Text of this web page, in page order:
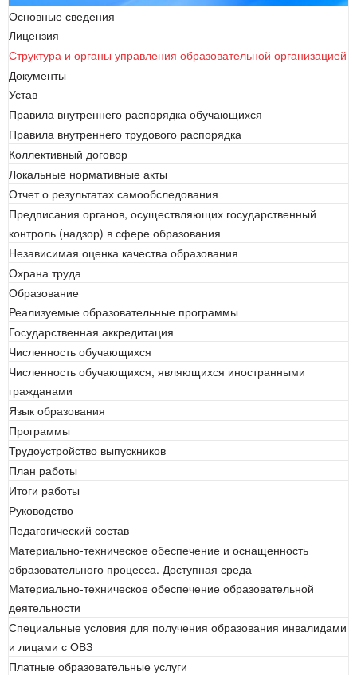
Основные сведения
Лицензия
Структура и органы управления образовательной организацией
Документы
Устав
Правила внутреннего распорядка обучающихся
Правила внутреннего трудового распорядка
Коллективный договор
Локальные нормативные акты
Отчет о результатах самообследования
Предписания органов, осуществляющих государственный
контроль (надзор) в сфере образования
Независимая оценка качества образования
Охрана труда
Образование
Реализуемые образовательные программы
Государственная аккредитация
Численность обучающихся
Численность обучающихся, являющихся иностранными
гражданами
Язык образования
Программы
Трудоустройство выпускников
План работы
Итоги работы
Руководство
Педагогический состав
Материально-техническое обеспечение и оснащенность
образовательного процесса. Доступная среда
Материально-техническое обеспечение образовательной
деятельности
Специальные условия для получения образования инвалидами
и лицами с ОВЗ
Платные образовательные услуги